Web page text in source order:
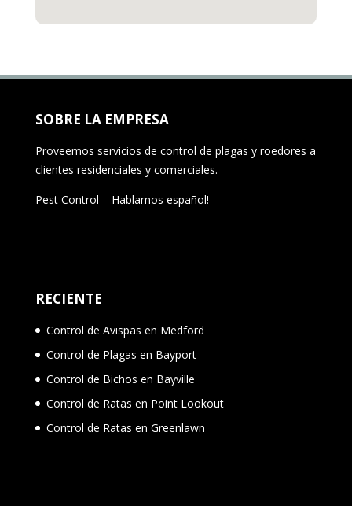
SOBRE LA EMPRESA
Proveemos servicios de control de plagas y roedores a
clientes residenciales y comerciales.
Pest Control – Hablamos español!
RECIENTE
Control de Avispas en Medford
Control de Plagas en Bayport
Control de Bichos en Bayville
Control de Ratas en Point Lookout
Control de Ratas en Greenlawn